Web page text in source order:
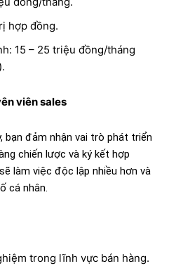
hợp đồng.
15 – 25 triệu đồng/tháng
viênsales
bạn đảm nhận vai trò phát triển
chiến lược và ký kết hợp
làm việc độc lập nhiều hơn và
cá nhân.
trong lĩnh vực bán hàng.